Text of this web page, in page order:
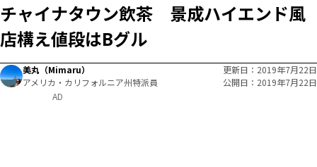
チャイナタウン飲茶 景成ハイエンド風
店構え値段はBグル
美丸（Mimaru）
アメリカ・カリフォルニア州特派員
更新日
2019年7月22日
公開日
2019年7月22日
AD